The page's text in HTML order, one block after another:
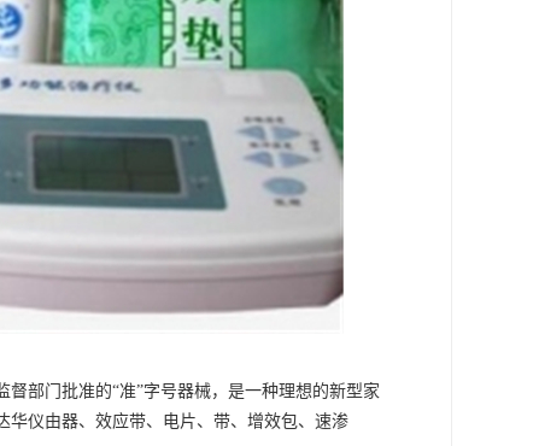
部门批准的“准”字号器械，是一种理想的新型家
华仪由器、效应带、电片、带、增效包、速渗